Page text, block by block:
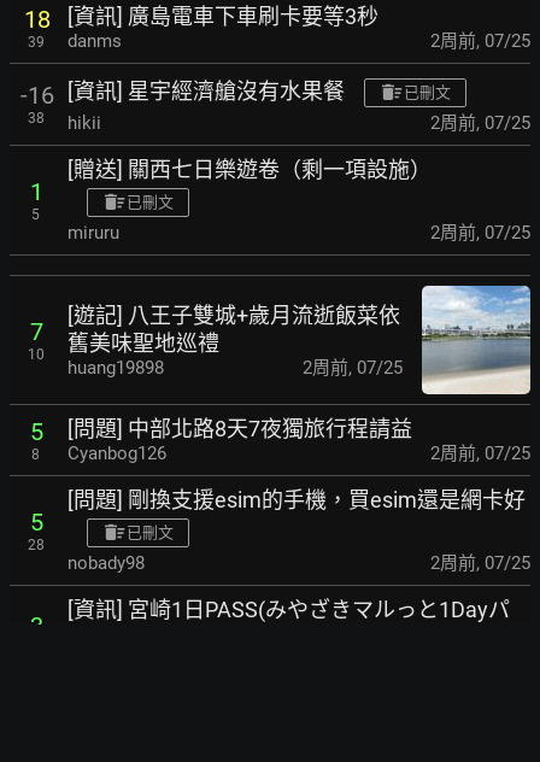
18
39
[資訊] 廣島電車下車刷卡要等3秒
danms 2周前, 07/25
-16
38
[資訊] 星宇經濟艙沒有水果餐 已刪文
hikii 2周前, 07/25
1
5
[贈送] 關西七日樂遊卷（剩一項設施）
已刪文
miruru 2周前, 07/25
7
10
[遊記] 八王子雙城+歲月流逝飯菜依
舊美味聖地巡禮
huang19898 2周前, 07/25
5
8
[問題] 中部北路8天7夜獨旅行程請益
Cyanbog126 2周前, 07/25
5
28
[問題] 剛換支援esim的手機，買esim還是網卡好
已刪文
nobady98 2周前, 07/25
3
[資訊] 宮崎1日PASS(みやざきマルっと1Dayパ